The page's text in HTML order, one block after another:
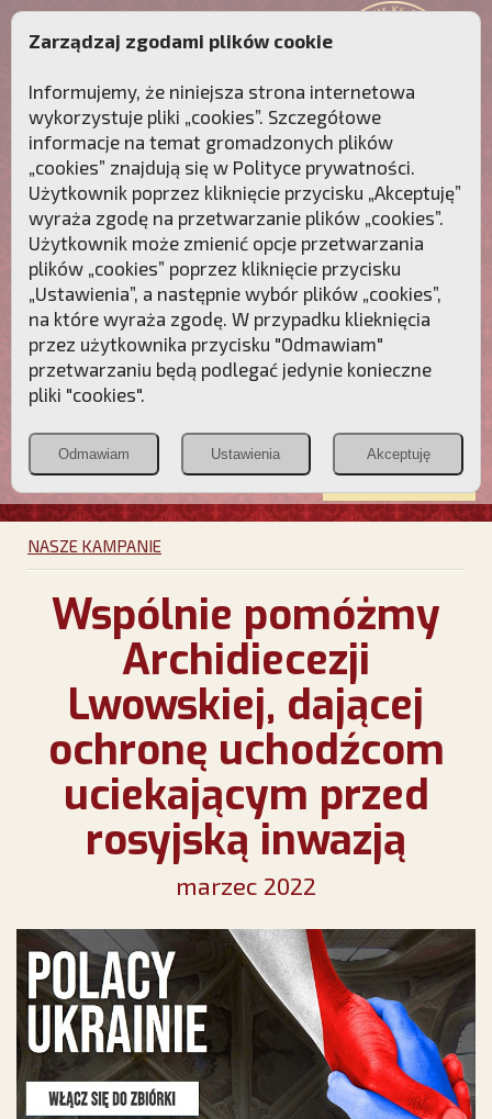
Przebudźmy sumienia Polaków!
Polonia
Christiana
PCh24.pl
Przymierze
POZNAJ APOSTOLAT FATIMY WESPRZYJ
NAS
NASZE KAMPANIE
Wspólnie pomóżmy
Archidiecezji
Lwowskiej, dającej
ochronę uchodźcom
uciekającym przed
rosyjską inwazją
marzec 2022
Zarządzaj zgodami plików cookie
Informujemy, że niniejsza strona internetowa
wykorzystuje pliki „cookies”. Szczegółowe
informacje na temat gromadzonych plików
„cookies” znajdują się w Polityce prywatności.
Użytkownik poprzez kliknięcie przycisku „Akceptuję”
wyraża zgodę na przetwarzanie plików „cookies”.
Użytkownik może zmienić opcje przetwarzania
plików „cookies” poprzez kliknięcie przycisku
„Ustawienia”, a następnie wybór plików „cookies”,
na które wyraża zgodę. W przypadku klieknięcia
przez użytkownika przycisku "Odmawiam"
przetwarzaniu będą podlegać jedynie konieczne
pliki "cookies".
Odmawiam Ustawienia Akceptuję